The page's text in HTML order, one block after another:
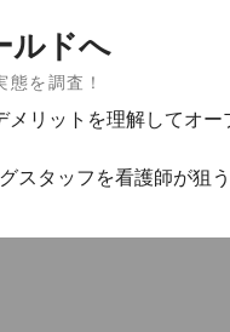
ルドへ
を調査！
メリットを理解してオ
スタッフを看護師が狙